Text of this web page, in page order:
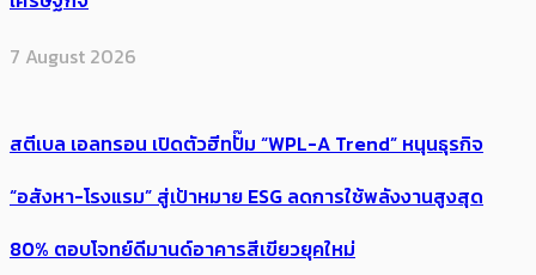
7 August 2026
สตีเบล เอลทรอน เปิดตัวฮีทปั๊ม “WPL-A Trend” หนุนธุรกิจ
“อสังหา-โรงแรม” สู่เป้าหมาย ESG ลดการใช้พลังงานสูงสุด
80% ตอบโจทย์ดีมานด์อาคารสีเขียวยุคใหม่